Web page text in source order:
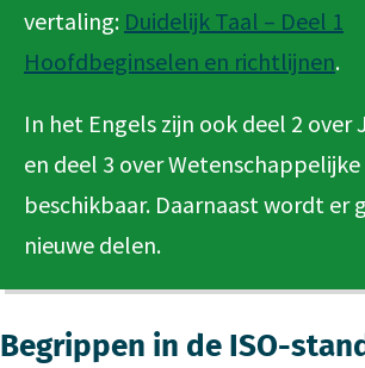
vertaling: Duidelijk Taal – Deel 1
Hoofdbeginselen en richtlijnen.
In het Engels zijn ook deel 2 over
en deel 3 over
beschikbaar. Daarnaast wordt er
nieuwe delen.
Begrippen in de ISO-